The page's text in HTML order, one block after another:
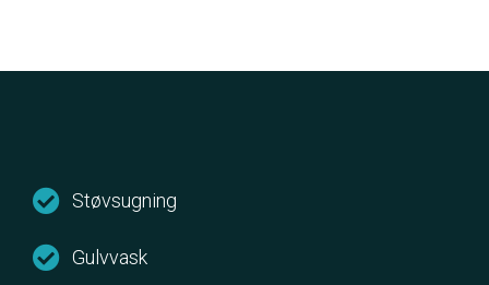
Støvsugning
Gulvvask